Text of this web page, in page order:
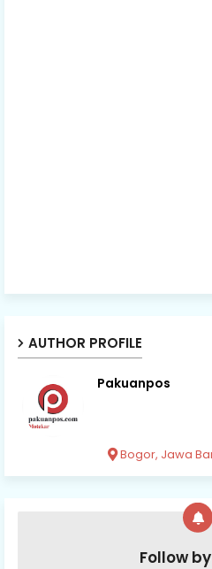
AUTHOR PROFILE
Pakuanpos
Bogor, Jawa
Follow